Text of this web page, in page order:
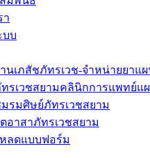
า
บบ
นเภสัชภัทรเวช-จำหน่ายยาแ
รเวชสยามคลินิกการแพทย์แ
รมศิษย์ภัทรเวชสยาม
อาสาภัทรเวชสยาม
ลดแบบฟอร์ม